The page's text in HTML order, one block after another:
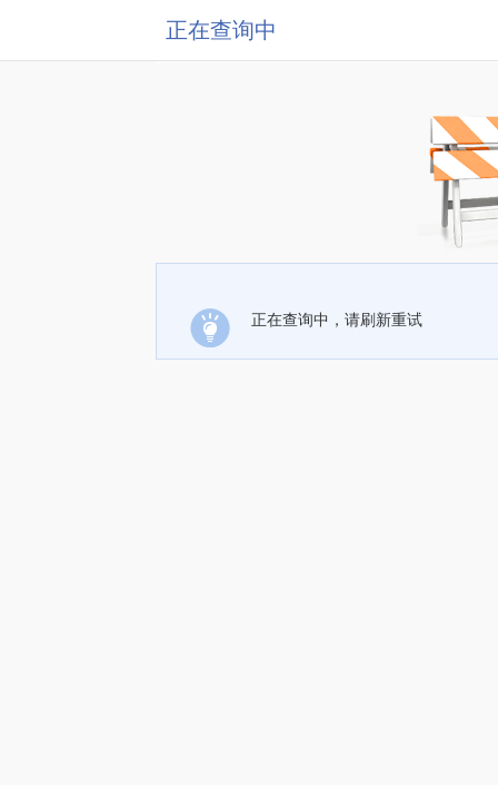
正在查询中
正在查询中，请刷新重试